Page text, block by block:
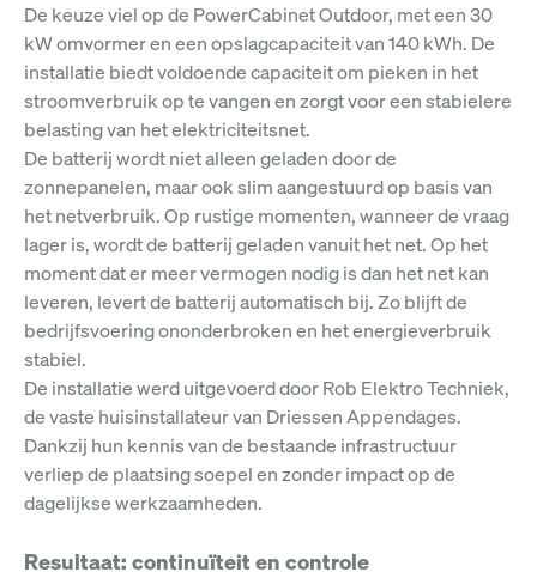
De keuze viel opde PowerCabinet Outdoor, met een30
kW omvormer en een opslagcapaciteit van 140 kWh. De
installatie biedt voldoende capaciteit om pieken in het
stroomverbruik op te vangen en zorgt voor een stabielere
belasting van het elektriciteitsnet.
De batterij wordt niet alleen geladen door de
zonnepanelen, maar ook slim aangestuurd op basis van
het netverbruik. Op rustige momenten, wanneer de vraag
lager is, wordt de batterij geladen vanuit het net. Op het
moment dat er meer vermogen nodig is dan het net kan
leveren, levert de batterijautomatisch bij. Zo blijft de
bedrijfsvoering ononderbroken en het energieverbruik
stabiel.
De installatie werd uitgevoerd door Rob Elektro Techniek,
de vaste huisinstallateur van Driessen Appendages.
Dankzij hun kennis van de bestaande infrastructuur
verliep de plaatsing soepel en zonder impact op de
dagelijkse werkzaamheden.
Resultaat: continuïteit en controle